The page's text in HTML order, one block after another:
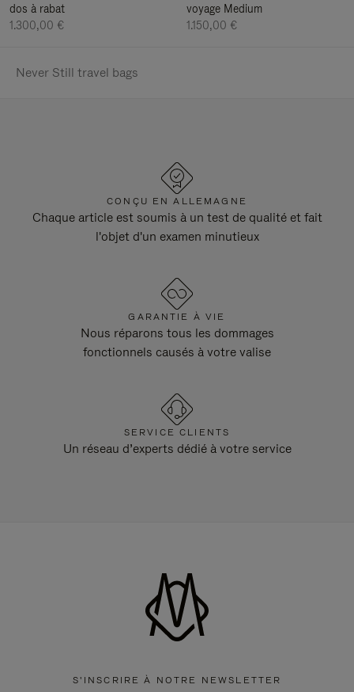
dos à rabat
1.300,00 €
voyage Medium
1.150,00 €
Never Still travel bags
CONÇU EN ALLEMAGNE
Chaque article est soumis à un test de qualité et fait
l'objet d'un examen minutieux
GARANTIE À VIE
Nous réparons tous les dommages
fonctionnels causés à votre valise
SERVICE CLIENTS
Un réseau d’experts dédié à votre service
S'INSCRIRE À NOTRE NEWSLETTER